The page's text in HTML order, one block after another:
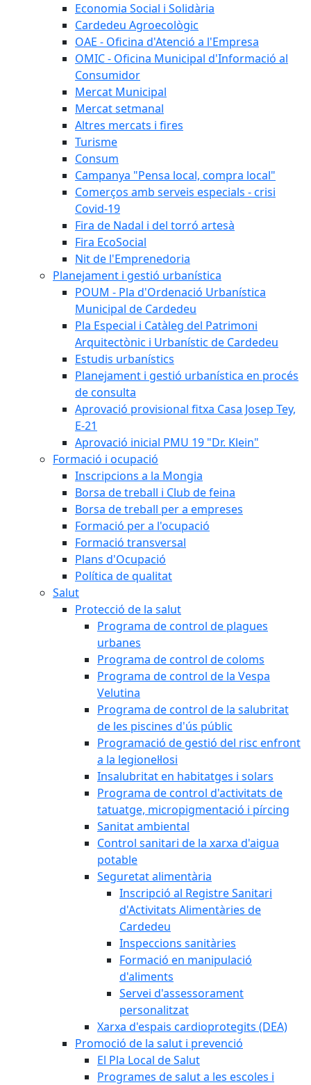
Economia Social i Solidària
Cardedeu Agroecològic
OAE - Oficina d'Atenció a l'Empresa
OMIC - Oficina Municipal d'Informació al
Consumidor
Mercat Municipal
Mercat setmanal
Altres mercats i fires
Turisme
Consum
Campanya "Pensa local, compra local"
Comerços amb serveis especials - crisi
Covid-19
Fira de Nadal i del torró artesà
Fira EcoSocial
Nit de l'Emprenedoria
Planejament i gestió urbanística
POUM - Pla d'Ordenació Urbanística
Municipal de Cardedeu
Pla Especial i Catàleg del Patrimoni
Arquitectònic i Urbanístic de Cardedeu
Estudis urbanístics
Planejament i gestió urbanística en procés
de consulta
Aprovació provisional fitxa Casa Josep Tey,
E-21
Aprovació inicial PMU 19 "Dr. Klein"
Formació i ocupació
Inscripcions a la Mongia
Borsa de treball i Club de feina
Borsa de treball per a empreses
Formació per a l'ocupació
Formació transversal
Plans d'Ocupació
Política de qualitat
Salut
Protecció de la salut
Programa de control de plagues
urbanes
Programa de control de coloms
Programa de control de la Vespa
Velutina
Programa de control de la salubritat
de les piscines d'ús públic
Programació de gestió del risc enfront
a la legionel·losi
Insalubritat en habitatges i solars
Programa de control d'activitats de
tatuatge, micropigmentació i pírcing
Sanitat ambiental
Control sanitari de la xarxa d'aigua
potable
Seguretat alimentària
Inscripció al Registre Sanitari
d'Activitats Alimentàries de
Cardedeu
Inspeccions sanitàries
Formació en manipulació
d'aliments
Servei d'assessorament
personalitzat
Xarxa d'espais cardioprotegits (DEA)
Promoció de la salut i prevenció
El Pla Local de Salut
Programes de salut a les escoles i